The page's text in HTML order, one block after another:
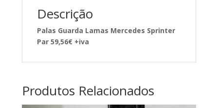
Descrição
Palas Guarda Lamas Mercedes Sprinter
Par 59,56€ +iva
Produtos Relacionados